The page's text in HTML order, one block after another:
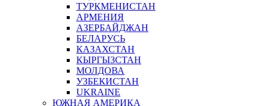
ТУРКМЕНИСТАН
АРМЕНИЯ
АЗЕРБАЙДЖАН
БЕЛАРУСЬ
КАЗАХСТАН
КЫРГЫЗСТАН
МОЛДОВА
УЗБЕКИСТАН
UKRAINE
ЮЖНАЯ АМЕРИКА